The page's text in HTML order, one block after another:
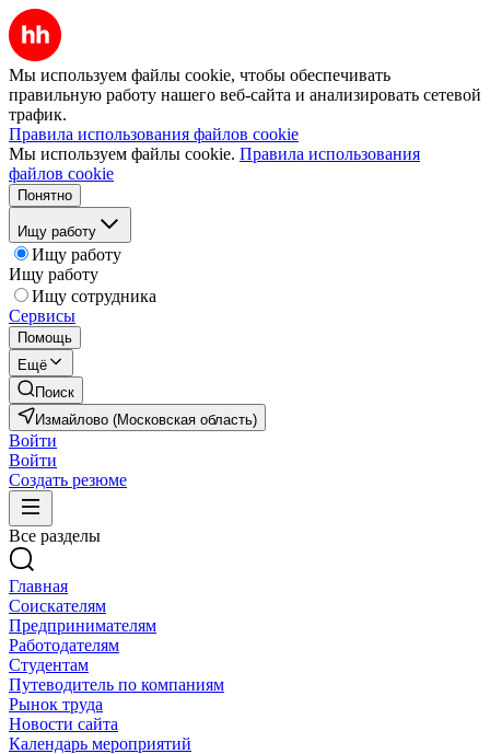
Мы используем файлы cookie, чтобы обеспечивать
правильную работу нашего веб-сайта и анализировать сетевой
трафик.
Правила использования файлов cookie
Мы используем файлы cookie. Правила использования
файлов cookie
Понятно
Ищу работу
Ищу работу
Ищу работу
Ищу сотрудника
Сервисы
Помощь
Ещё
Поиск
Измайлово (Московская область)
Войти
Войти
Создать резюме
Все разделы
Главная
Соискателям
Предпринимателям
Работодателям
Студентам
Путеводитель по компаниям
Рынок труда
Новости сайта
Календарь мероприятий